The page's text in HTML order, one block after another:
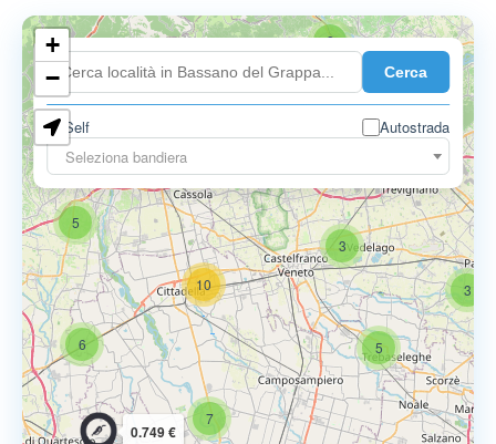
Cerca
Self
Autostrada
Seleziona bandiera
3
3
2
5
6
5
6
10
7
0.749 €
+
−